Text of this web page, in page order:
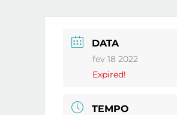
DATA
fev 18 2022
Expired!
TEMPO